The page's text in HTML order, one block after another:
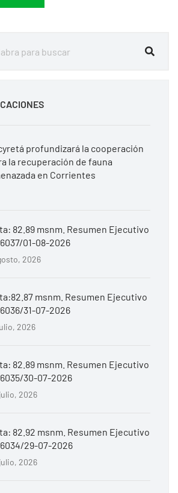
profundizará la cooperación
la recuperación de fauna
en Corrientes
82.89 msnm. Resumen Ejecutivo
6037/01-08-2026
2026
msnm. Resumen Ejecutivo
6036/31-07-2026
2026
82.89 msnm. Resumen Ejecutivo
6035/30-07-2026
2026
82.92 msnm. Resumen Ejecutivo
6034/29-07-2026
2026